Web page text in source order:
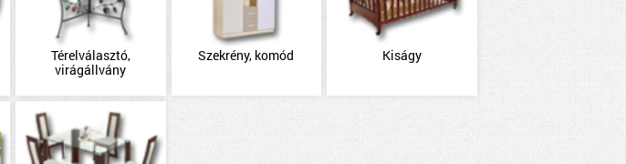
Térelválasztó,
virágállvány
Szekrény, komód Kiságy